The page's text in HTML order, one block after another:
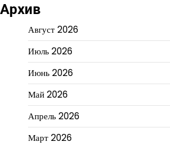
Архив
Август 2026
Июль 2026
Июнь 2026
Май 2026
Апрель 2026
Март 2026